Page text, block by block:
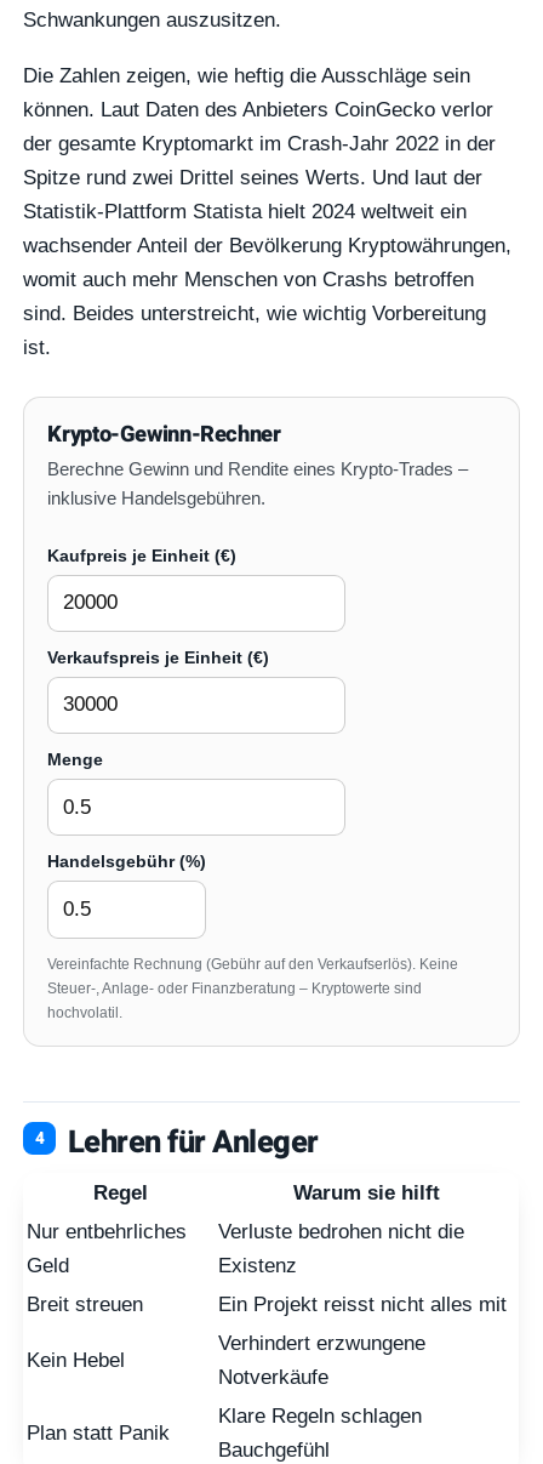
Schwankungen auszusitzen.
Die Zahlen zeigen, wie heftig die Ausschläge sein
können. Laut Daten des Anbieters CoinGecko verlor
der gesamte Kryptomarkt im Crash-Jahr 2022 in der
Spitze rund zwei Drittel seines Werts. Und laut der
Statistik-Plattform Statista hielt 2024 weltweit ein
wachsender Anteil der Bevölkerung Kryptowährungen,
womit auch mehr Menschen von Crashs betroffen
sind. Beides unterstreicht, wie wichtig Vorbereitung
ist.
Krypto-Gewinn-Rechner
Berechne Gewinn und Rendite eines Krypto-Trades –
inklusive Handelsgebühren.
Kaufpreis je Einheit (€)
Verkaufspreis je Einheit (€)
Menge
Handelsgebühr (%)
Vereinfachte Rechnung (Gebühr auf den Verkaufserlös). Keine
Steuer-, Anlage- oder Finanzberatung – Kryptowerte sind
hochvolatil.
Lehren für Anleger
Regel
Warum sie hilft
Nur entbehrliches
Geld
Verluste bedrohen nicht die
Existenz
Breit streuen
Ein Projekt reisst nicht alles mit
Kein Hebel
Verhindert erzwungene
Notverkäufe
Plan statt Panik
Klare Regeln schlagen
Bauchgefühl